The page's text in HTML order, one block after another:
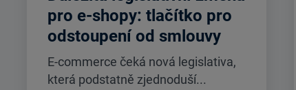
pro e-shopy: tlačítko pro
odstoupení od smlouvy
E-commerce čeká nová legislativa,
která podstatně zjednoduší...